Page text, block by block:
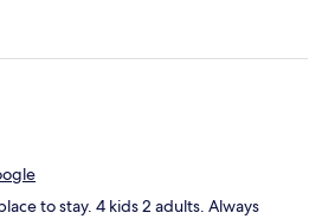
to stay. 4 kids 2 adults. Always